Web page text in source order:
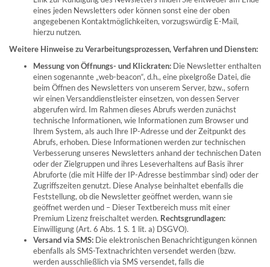
eines jeden Newsletters oder können sonst eine der oben
angegebenen Kontaktmöglichkeiten, vorzugswürdig E-Mail,
hierzu nutzen.
Weitere Hinweise zu Verarbeitungsprozessen, Verfahren und Diensten:
Messung von Öffnungs- und Klickraten: Die Newsletter enthalten
einen sogenannte „web-beacon“, d.h., eine pixelgroße Datei, die
beim Öffnen des Newsletters von unserem Server, bzw., sofern
wir einen Versanddienstleister einsetzen, von dessen Server
abgerufen wird. Im Rahmen dieses Abrufs werden zunächst
technische Informationen, wie Informationen zum Browser und
Ihrem System, als auch Ihre IP-Adresse und der Zeitpunkt des
Abrufs, erhoben. Diese Informationen werden zur technischen
Verbesserung unseres Newsletters anhand der technischen Daten
oder der Zielgruppen und ihres Leseverhaltens auf Basis ihrer
Abruforte (die mit Hilfe der IP-Adresse bestimmbar sind) oder der
Zugriffszeiten genutzt. Diese Analyse beinhaltet ebenfalls die
Feststellung, ob die Newsletter geöffnet werden, wann sie
geöffnet werden und – Dieser Textbereich muss mit einer
Premium Lizenz freischaltet werden. Rechtsgrundlagen:
Einwilligung (Art. 6 Abs. 1 S. 1 lit. a) DSGVO).
Versand via SMS: Die elektronischen Benachrichtigungen können
ebenfalls als SMS-Textnachrichten versendet werden (bzw.
werden ausschließlich via SMS versendet, falls die